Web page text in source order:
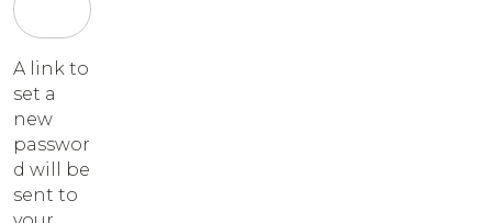
A link to
set a
new
passwor
d will be
sent to